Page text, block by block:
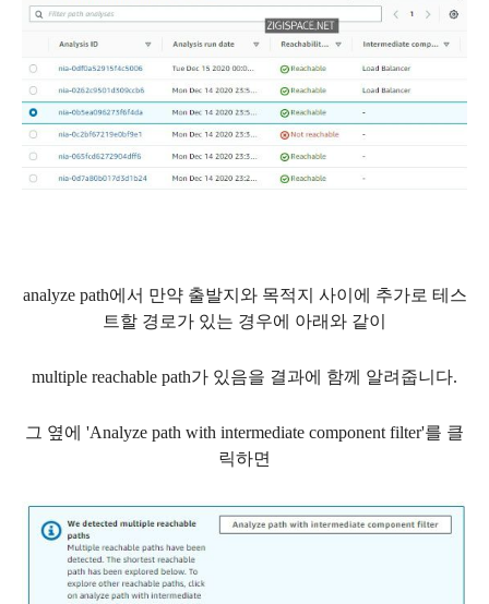
analyze path에서 만약 출발지와 목적지 사이에 추가로 테스
트할 경로가 있는 경우에 아래와 같이
multiple reachable path가 있음을 결과에 함께 알려줍니다.
그 옆에 'Analyze path with intermediate component filter'를 클
릭하면